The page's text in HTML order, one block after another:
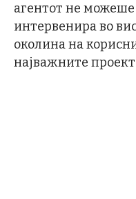
агентот не
интервенира во
околина на
најважните